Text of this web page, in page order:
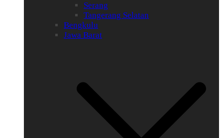
Serang
Tangerang Selatan
Bengkulu
Jawa Barat